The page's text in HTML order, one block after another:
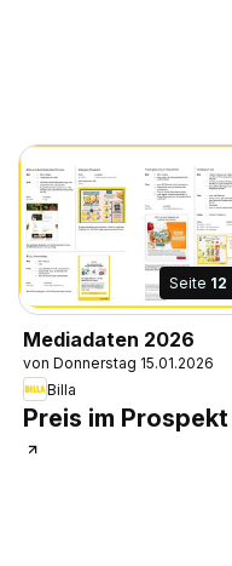
Seite 12
Mediadaten 2026
von Donnerstag 15.01.2026
Billa
Preis im Prospekt